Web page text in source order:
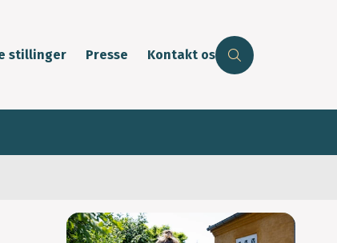
stillinger Presse Kontakt os